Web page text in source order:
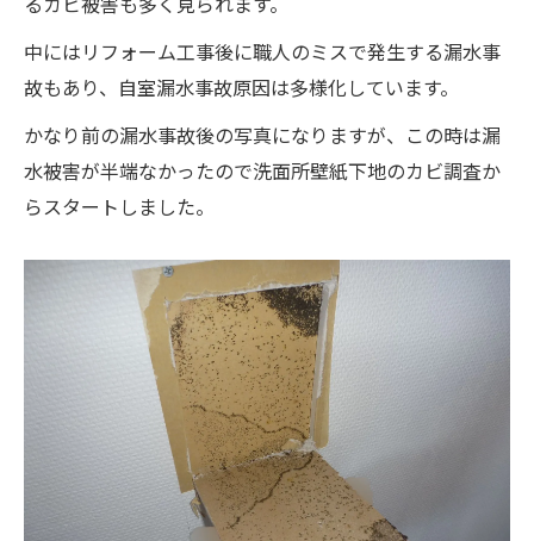
中にはリフォーム工事後に職人のミスで発生する漏水事
故もあり、自室漏水事故原因は多様化しています。
かなり前の漏水事故後の写真になりますが、この時は漏
水被害が半端なかったので洗面所壁紙下地のカビ調査か
らスタートしました。